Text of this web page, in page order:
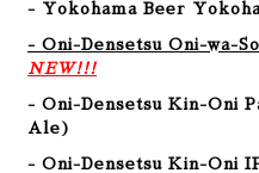
- Yokohama Beer
- Oni-Densetsu Oni-wa-
NEW!!!
- Oni-Densetsu Kin-Oni
Ale)
- Oni-Densetsu Kin-Oni